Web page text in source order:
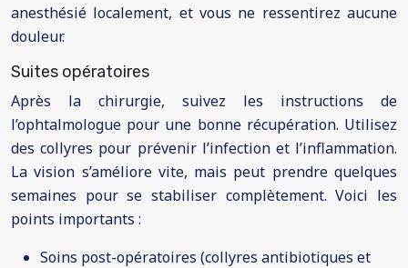
anesthésié localement, et vous ne ressentirez aucune
douleur.
Suites opératoires
Après la chirurgie, suivez les instructions de
l’ophtalmologue pour une bonne récupération. Utilisez
des collyres pour prévenir l’infection et l’inflammation.
La vision s’améliore vite, mais peut prendre quelques
semaines pour se stabiliser complètement. Voici les
points importants :
Soins post-opératoires (collyres antibiotiques et